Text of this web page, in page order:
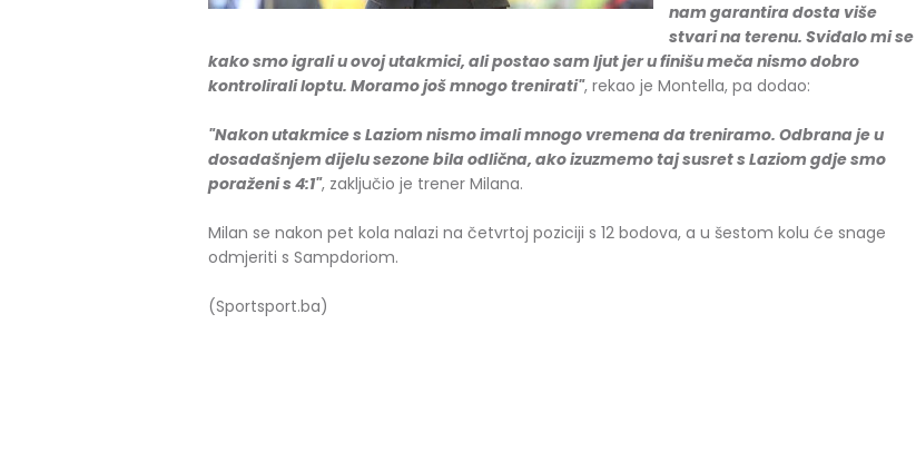
nam garantira dosta više
stvari na terenu. Sviđalo mi se
kako smo igrali u ovoj utakmici, ali postao sam ljut jer u finišu meča nismo dobro
kontrolirali loptu. Moramo još mnogo trenirati", rekao je Montella, pa dodao:
"Nakon utakmice s Laziom nismo imali mnogo vremena da treniramo. Odbrana je u
dosadašnjem dijelu sezone bila odlična, ako izuzmemo taj susret s Laziom gdje smo
poraženi s 4:1", zaključio je trener Milana.
Milan se nakon pet kola nalazi na četvrtoj poziciji s 12 bodova, a u šestom kolu će snage
odmjeriti s Sampdoriom.
(Sportsport.ba)